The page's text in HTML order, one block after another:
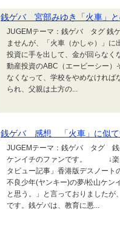
銭ゲバ 宮部みゆき「火車」と
JUGEMテーマ：銭ゲバ タグ 銭
ませんが、「火車（かしゃ）」
投資に手を出して、金が回らなく
動産投資のABC（エービーシー）
なくなって、学校をやめなければ
られ、父親は土方の...
銭ゲバ 感想 「火車」に似て
JUGEMテーマ：銭ゲバ タグ 銭
ケンイチのファンです。 ↓楽天
タビュー記事」香港版デスノ
不良少年(ヤンキー)の夢/松山ケン
と思う。」と言っておりましたが
です。銭ゲバは、教育に悪...